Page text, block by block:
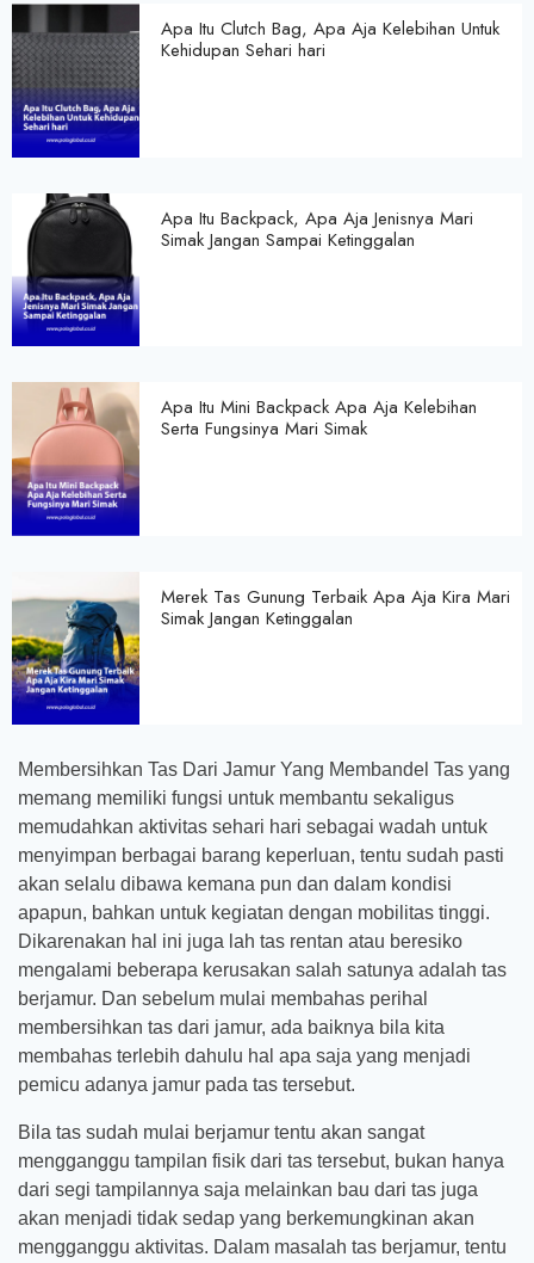
Apa Itu Clutch Bag, Apa Aja Kelebihan Untuk
Kehidupan Sehari hari
Apa Itu Backpack, Apa Aja Jenisnya Mari
Simak Jangan Sampai Ketinggalan
Apa Itu Mini Backpack Apa Aja Kelebihan
Serta Fungsinya Mari Simak
Merek Tas Gunung Terbaik Apa Aja Kira Mari
Simak Jangan Ketinggalan
Membersihkan Tas Dari Jamur Yang Membandel Tas yang
memang memiliki fungsi untuk membantu sekaligus
memudahkan aktivitas sehari hari sebagai wadah untuk
menyimpan berbagai barang keperluan, tentu sudah pasti
akan selalu dibawa kemana pun dan dalam kondisi
apapun, bahkan untuk kegiatan dengan mobilitas tinggi.
Dikarenakan hal ini juga lah tas rentan atau beresiko
mengalami beberapa kerusakan salah satunya adalah tas
berjamur. Dan sebelum mulai membahas perihal
membersihkan tas dari jamur, ada baiknya bila kita
membahas terlebih dahulu hal apa saja yang menjadi
pemicu adanya jamur pada tas tersebut.
Bila tas sudah mulai berjamur tentu akan sangat
mengganggu tampilan fisik dari tas tersebut, bukan hanya
dari segi tampilannya saja melainkan bau dari tas juga
akan menjadi tidak sedap yang berkemungkinan akan
mengganggu aktivitas. Dalam masalah tas berjamur, tentu